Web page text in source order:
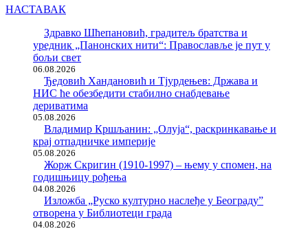
НАСТАВАК
Здравко Шћепановић, градитељ братства и
уредник „Панонских нити“: Православље је пут у
бољи свет
06.08.2026
Ђедовић Хандановић и Тјурдењев: Држава и
НИС ће обезбедити стабилно снабдевање
дериватима
05.08.2026
Владимир Кршљанин: „Олуја“, раскринкавање и
крај отпадничке империје
05.08.2026
Жорж Скригин (1910-1997) – њему у спомен, на
годишњицу рођења
04.08.2026
Изложба „Руско културно наслеђе у Београду”
отворена у Библиотеци града
04.08.2026